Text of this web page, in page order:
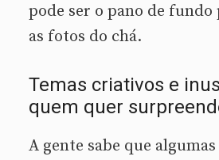
pode ser o pano de
as fotos do chá.
Temas criativos e
quem quer
A gente sabe que